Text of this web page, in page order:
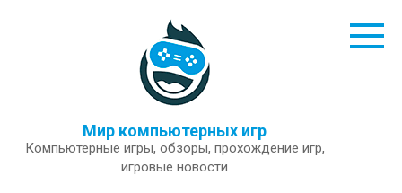
Мир компьютерных игр
Компьютерные игры, обзоры, прохождение игр,
игровые новости